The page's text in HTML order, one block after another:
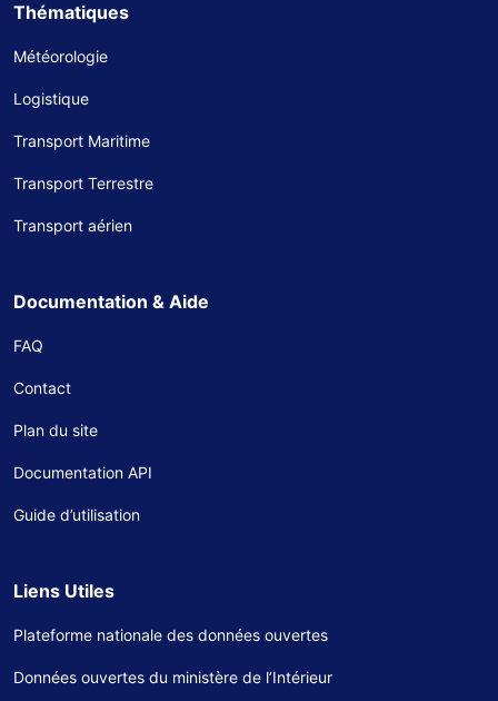
Thématiques
Météorologie
Logistique
Transport Maritime
Transport Terrestre
Transport aérien
Documentation & Aide
FAQ
Contact
Plan du site
Documentation API
Guide d’utilisation
Liens Utiles
Plateforme nationale des données ouvertes
Données ouvertes du ministère de l’Intérieur